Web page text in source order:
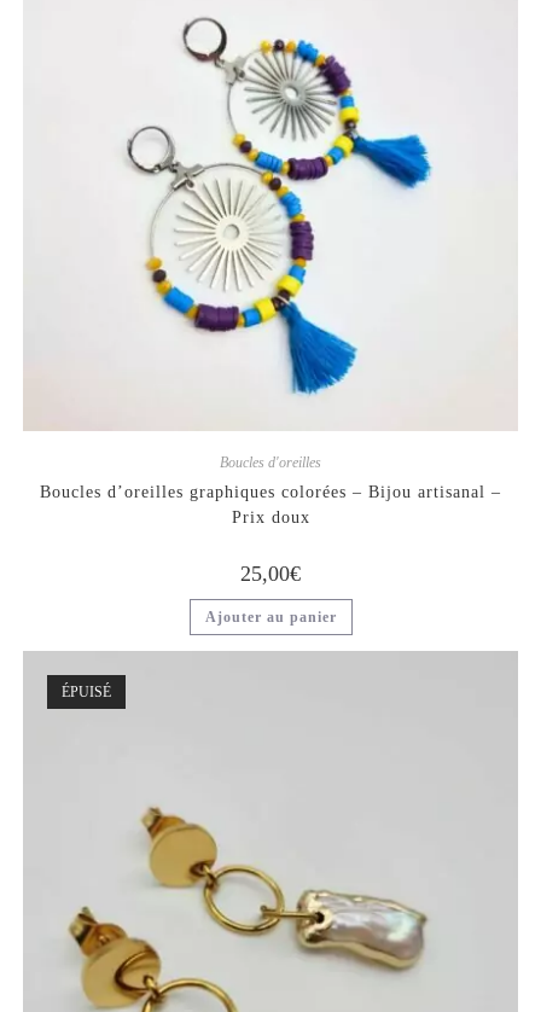
Boucles d'oreilles
Boucles d’oreilles graphiques colorées – Bijou artisanal –
Prix doux
25,00€
Ajouter au panier
ÉPUISÉ